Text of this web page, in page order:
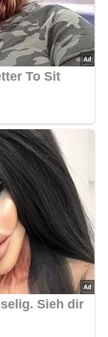
an Dritte!
mit dem
und Milch) im
Ei-
mit Margarine
Waffeleisen
goldbraun